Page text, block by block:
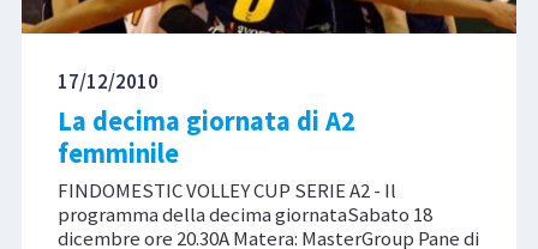
17/12/2010
La decima giornata di A2
femminile
FINDOMESTIC VOLLEY CUP SERIE A2 - Il
programma della decima giornataSabato 18
dicembre ore 20.30A Matera: MasterGroup Pane di